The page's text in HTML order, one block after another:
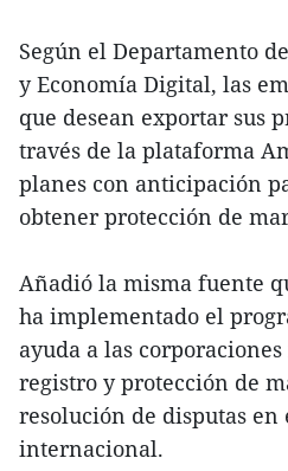
Según el Departamento
y Economía Digital, las
que desean exportar sus
través de la plataforma
planes con anticipación
obtener protección de
Añadió la misma fuente
ha implementado el
ayuda a las
registro y protección de
resolución de disputas en
internacional.